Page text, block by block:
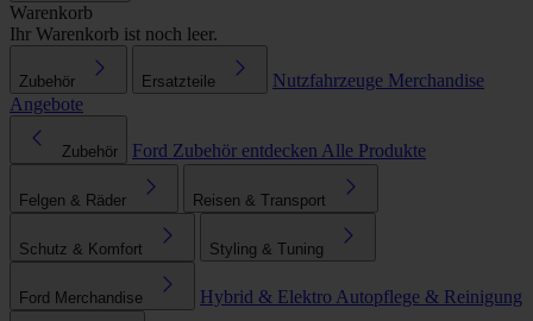
Warenkorb
Ihr Warenkorb ist noch leer.
Zubehör Ersatzteile Nutzfahrzeuge Merchandise
Angebote
Zubehör Ford Zubehör entdecken Alle Produkte
Felgen & Räder Reisen & Transport
Schutz & Komfort Styling & Tuning
Ford Merchandise Hybrid & Elektro Autopflege & Reinigung